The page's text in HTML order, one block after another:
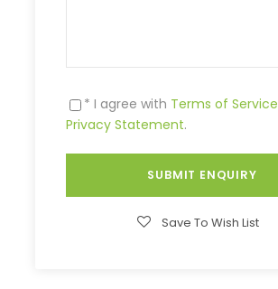
* I agree with Terms of Service
Privacy Statement.
Save To Wish List